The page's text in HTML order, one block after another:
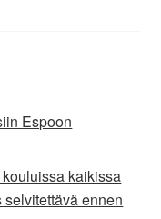
Espoon
kaikissa
ennen